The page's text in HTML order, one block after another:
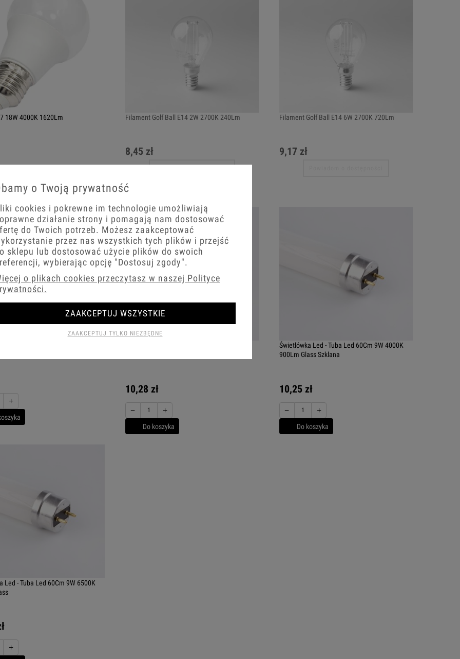
18W 4000K 1620Lm Filament Golf Ball E14 2W 2700K 240Lm
8,45 zł
Filament Golf Ball E14 6W 2700K 720Lm
9,17 zł
720Lm
+
10,28 zł
− +
Do koszyka
Świetlówka Led - Tuba Led 60Cm 9W 4000K
900Lm Glass Szklana
10,25 zł
− +
Do koszyka
Led - Tuba Led 60Cm 9W 6500K
+
o Twoją prywatność
cookies i pokrewne im technologie umożliwiają
działanie strony i pomagają nam dostosować
do Twoich potrzeb. Możesz zaakceptować
przez nas wszystkich tych plików i przejść
sklepu lub dostosować użycie plików do swoich
wybierając opcję "Dostosuj zgody".
o plikach cookies przeczytasz w naszej Polityce
ZAAKCEPTUJ TYLKO NIEZBĘDNE
ZAAKCEPTUJ WSZYSTKIE